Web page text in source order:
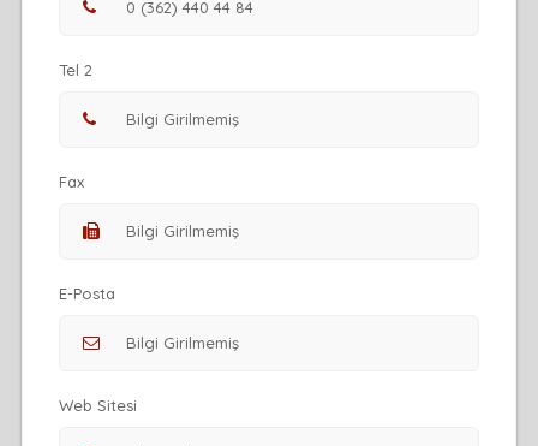
Tel 2
Fax
E-Posta
Web Sitesi